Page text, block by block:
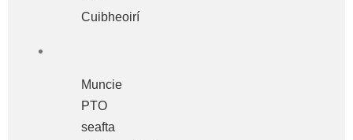
Cuibheoirí
Muncie
PTO
seafta